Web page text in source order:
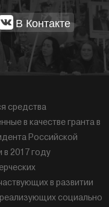
В Контакте
средства
в качестве гранта в
Российской
2017 году
в развитии
социально